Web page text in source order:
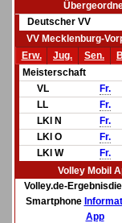
Deutscher VV
VV Mecklenburg-
Erw.
Jug. Sen.
Meisterschaft
VL
Fr.
LL
Fr.
LKl N
Fr.
LKl O
Fr.
LKl W
Fr.
Volley Mobil
Volley.de-
Smartphone
App